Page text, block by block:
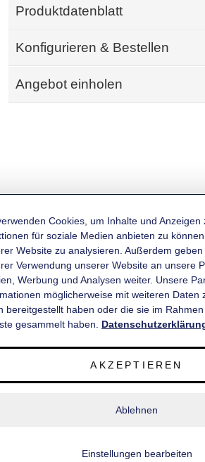
Produktdatenblatt
Konfigurieren & Bestellen
Angebot einholen
KATEGORIEN
INFORMATIONEN
© 2020 wm meyer® Fahrzeugbau AG. Alle
Cookies, um Inhalte und Anzeigen
für soziale Medien anbieten zu
Website zu analysieren. Außerdem
Verwendung unserer Website an unsere
Werbung und Analysen weiter. Unsere
möglicherweise mit weiteren Daten
bereitgestellt haben oder die sie im
gesammelt haben.
AKZEPTIEREN
Ablehnen
Einstellungen bearbeiten